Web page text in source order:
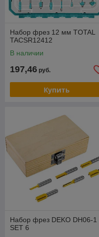
Набор фрез 12 мм TOTAL
TACSR12412
В наличии
197,46 руб.
Купить
Набор фрез DEKO DH06-1
SET 6